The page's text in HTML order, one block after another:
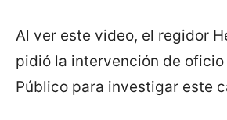
Al ver este video, el regidor
pidió la intervención de
Público para investigar este